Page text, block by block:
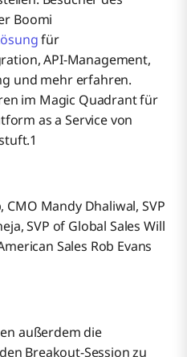
Boomi
für
API-Management,
und mehr erfahren.
im Magic Quadrant für
as a Service von
CMO Mandy Dhaliwal, SVP
SVP of Global Sales Will
Sales Rob Evans
außerdem die
Breakout-Session zu